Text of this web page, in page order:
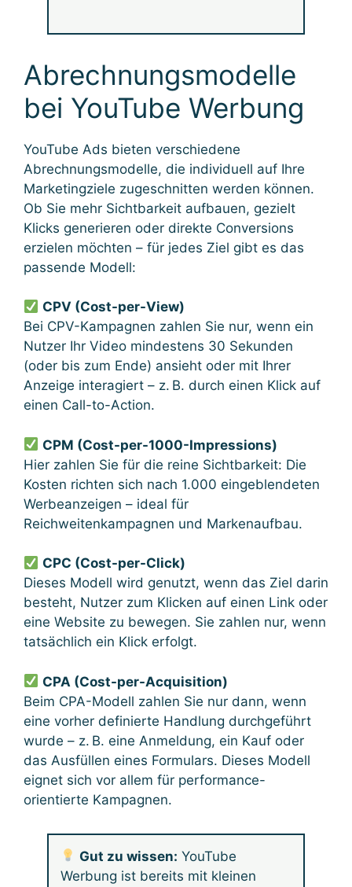
Abrechnungsmodelle
bei YouTube Werbung
YouTube Ads bieten verschiedene
Abrechnungsmodelle, die individuell auf Ihre
Marketingziele zugeschnitten werden können.
Ob Sie mehr Sichtbarkeit aufbauen, gezielt
Klicks generieren oder direkte Conversions
erzielen möchten – für jedes Ziel gibt es das
passende Modell:
CPV (Cost-per-View)
Bei CPV-Kampagnen zahlen Sie nur, wenn ein
Nutzer Ihr Video mindestens 30 Sekunden
(oder bis zum Ende) ansieht oder mit Ihrer
Anzeige interagiert – z. B. durch einen Klick auf
einen Call-to-Action.
CPM (Cost-per-1000-Impressions)
Hier zahlen Sie für die reine Sichtbarkeit: Die
Kosten richten sich nach 1.000 eingeblendeten
Werbeanzeigen – ideal für
Reichweitenkampagnen und Markenaufbau.
CPC (Cost-per-Click)
Dieses Modell wird genutzt, wenn das Ziel darin
besteht, Nutzer zum Klicken auf einen Link oder
eine Website zu bewegen. Sie zahlen nur, wenn
tatsächlich ein Klick erfolgt.
CPA (Cost-per-Acquisition)
Beim CPA-Modell zahlen Sie nur dann, wenn
eine vorher definierte Handlung durchgeführt
wurde – z. B. eine Anmeldung, ein Kauf oder
das Ausfüllen eines Formulars. Dieses Modell
eignet sich vor allem für performance-
orientierte Kampagnen.
Gut zu wissen: YouTube
Werbung ist bereits mit kleinen